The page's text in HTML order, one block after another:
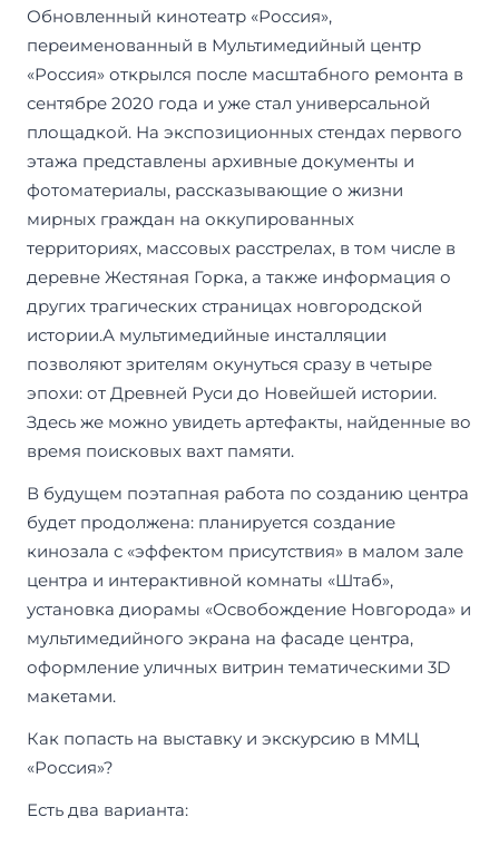
Обновленный кинотеатр «Россия»,
переименованный в Мультимедийный центр
«Россия» открылся после масштабного ремонта в
сентябре 2020 года и уже стал универсальной
площадкой. На экспозиционных стендах первого
этажа представлены архивные документы и
фотоматериалы, рассказывающие о жизни
мирных граждан на оккупированных
территориях, массовых расстрелах, в том числе в
деревне Жестяная Горка, а также информация о
других трагических страницах новгородской
истории.А мультимедийные инсталляции
позволяют зрителям окунуться сразу в четыре
эпохи: от Древней Руси до Новейшей истории.
Здесь же можно увидеть артефакты, найденные во
время поисковых вахт памяти.
В будущем поэтапная работа по созданию центра
будет продолжена: планируется создание
кинозала с «эффектом присутствия» в малом зале
центра и интерактивной комнаты «Штаб»,
установка диорамы «Освобождение Новгорода» и
мультимедийного экрана на фасаде центра,
оформление уличных витрин тематическими 3D
макетами.
Как попасть на выставку и экскурсию в ММЦ
«Россия»?
Есть два варианта: